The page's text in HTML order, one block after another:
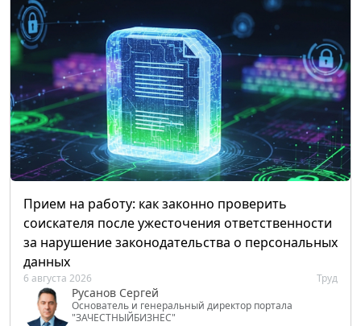
Прием на работу: как законно проверить
соискателя после ужесточения ответственности
за нарушение законодательства о персональных
данных
6 августа 2026 Труд
Русанов Сергей
Основатель и генеральный директор портала
"ЗАЧЕСТНЫЙБИЗНЕС"